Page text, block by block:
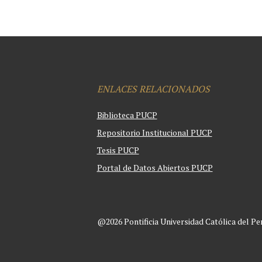
ENLACES RELACIONADOS
Biblioteca PUCP
Repositorio Institucional PUCP
Tesis PUCP
Portal de Datos Abiertos PUCP
@2026 Pontificia Universidad Católica del